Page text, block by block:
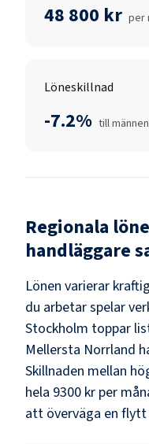
48 800 kr per
Löneskillnad
-7.2% till
Regionala
handläggare
Lönen varierar
du arbetar spelar
Stockholm toppar
Mellersta Norrland
Skillnaden mellan
hela 9300 kr per
att överväga en